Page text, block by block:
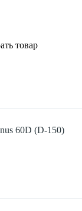
товар
60D (D-150)